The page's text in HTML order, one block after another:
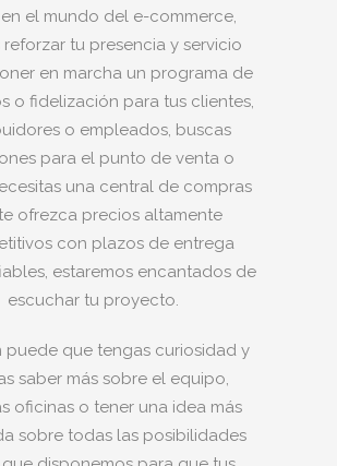
en el mundo del e-commerce,
reforzar tu presencia y servicio
en marcha un programa de
o fidelización para tus clientes,
o empleados, buscas
para el punto de venta o
una central de compras
ofrezca precios altamente
con plazos de entrega
estaremos encantados de
escuchar tu proyecto.
puede que tengas curiosidad y
saber más sobre el equipo,
oficinas o tener una idea más
sobre todas las posibilidades